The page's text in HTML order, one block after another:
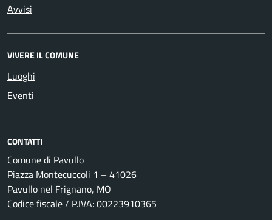
Avvisi
VIVERE IL COMUNE
Luoghi
Eventi
CONTATTI
Comune di Pavullo
Piazza Montecuccoli 1 – 41026
Pavullo nel Frignano, MO
Codice fiscale / P.IVA: 00223910365